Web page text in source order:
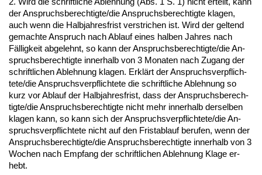
der An­spruchs­be­rech­tig­te/die An­spruchs­be­rech­tig­te kla­gen,
auch wenn die Halb­jah­res­frist ver­stri­chen ist. Wird der gel­tend
ge­mach­te An­spruch nach Ab­lauf ei­nes hal­ben Jah­res nach
Fällig­keit ab­ge­lehnt, so kann der An­spruchs­be­rech­tig­te/die An­
spruchs­be­rech­tig­te in­ner­halb von 3 Mo­na­ten nach Zu­gang der
schrift­li­chen Ab­leh­nung kla­gen. Erklärt der An­spruchs­ver­pflich­
te­te/die An­spruchs­ver­pflich­te­te die schrift­li­che Ab­leh­nung so
kurz vor Ab­lauf der Halb­jah­res­frist, dass der An­spruchs­be­rech­
tig­te/die An­spruchs­be­rech­tig­te nicht mehr in­ner­halb der­sel­ben
kla­gen kann, so kann sich der An­spruchs­ver­pflich­te­te/die An­
spruchs­ver­pflich­te­te nicht auf den Frist­ab­lauf be­ru­fen, wenn der
An­spruchs­be­rech­tig­te/die An­spruchs­be­rech­tig­te in­ner­halb von 3
Wo­chen nach Emp­fang der schrift­li­chen Ab­leh­nung Kla­ge er­
hebt.